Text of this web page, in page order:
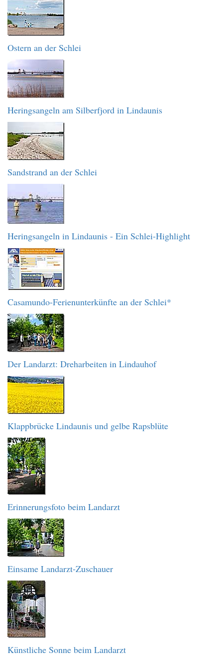
Ostern an der Schlei
Heringsangeln am Silberfjord in Lindaunis
Sandstrand an der Schlei
Heringsangeln in Lindaunis - Ein Schlei-Highlight
Casamundo-Ferienunterkünfte an der Schlei*
Der Landarzt: Dreharbeiten in Lindauhof
Klappbrücke Lindaunis und gelbe Rapsblüte
Erinnerungsfoto beim Landarzt
Einsame Landarzt-Zuschauer
Künstliche Sonne beim Landarzt